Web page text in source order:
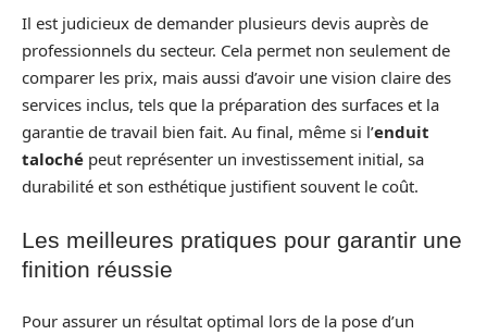
Il est judicieux de demander plusieurs devis auprès de
professionnels du secteur. Cela permet non seulement de
comparer les prix, mais aussi d’avoir une vision claire des
services inclus, tels que la préparation des surfaces et la
garantie de travail bien fait. Au final, même si l’enduit
taloché peut représenter un investissement initial, sa
durabilité et son esthétique justifient souvent le coût.
Les meilleures pratiques pour garantir une
finition réussie
Pour assurer un résultat optimal lors de la pose d’un